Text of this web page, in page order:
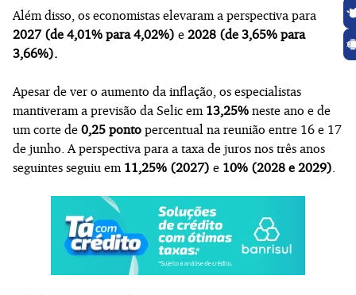
Além disso, os economistas elevaram a perspectiva para
2027 (de 4,01% para 4,02%) e 2028 (de 3,65% para
3,66%).
Apesar de ver o aumento da inflação, os especialistas
mantiveram a previsão da Selic em 13,25% neste ano e de
um corte de 0,25 ponto percentual na reunião entre 16 e 17
de junho. A perspectiva para a taxa de juros nos três anos
seguintes seguiu em 11,25% (2027) e 10% (2028 e 2029).